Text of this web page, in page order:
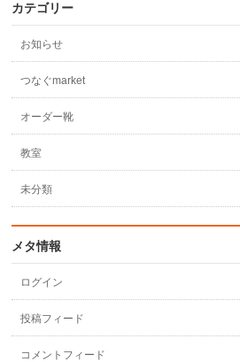
カテゴリー
お知らせ
つなぐmarket
オーダー靴
教室
未分類
メタ情報
ログイン
投稿フィード
コメントフィード